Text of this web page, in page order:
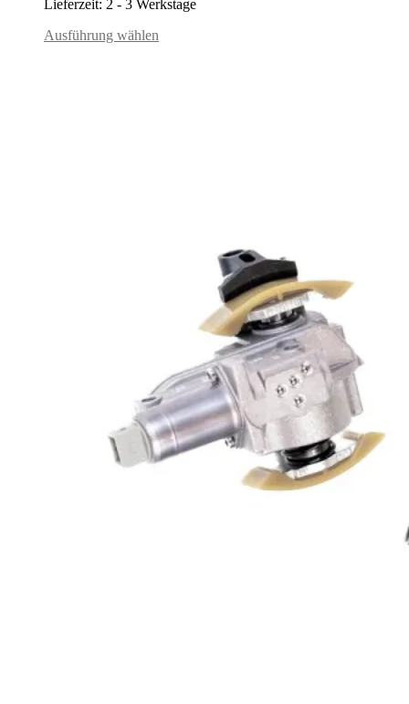
Lieferzeit: 2 - 3 Werkstage
Ausführung wählen